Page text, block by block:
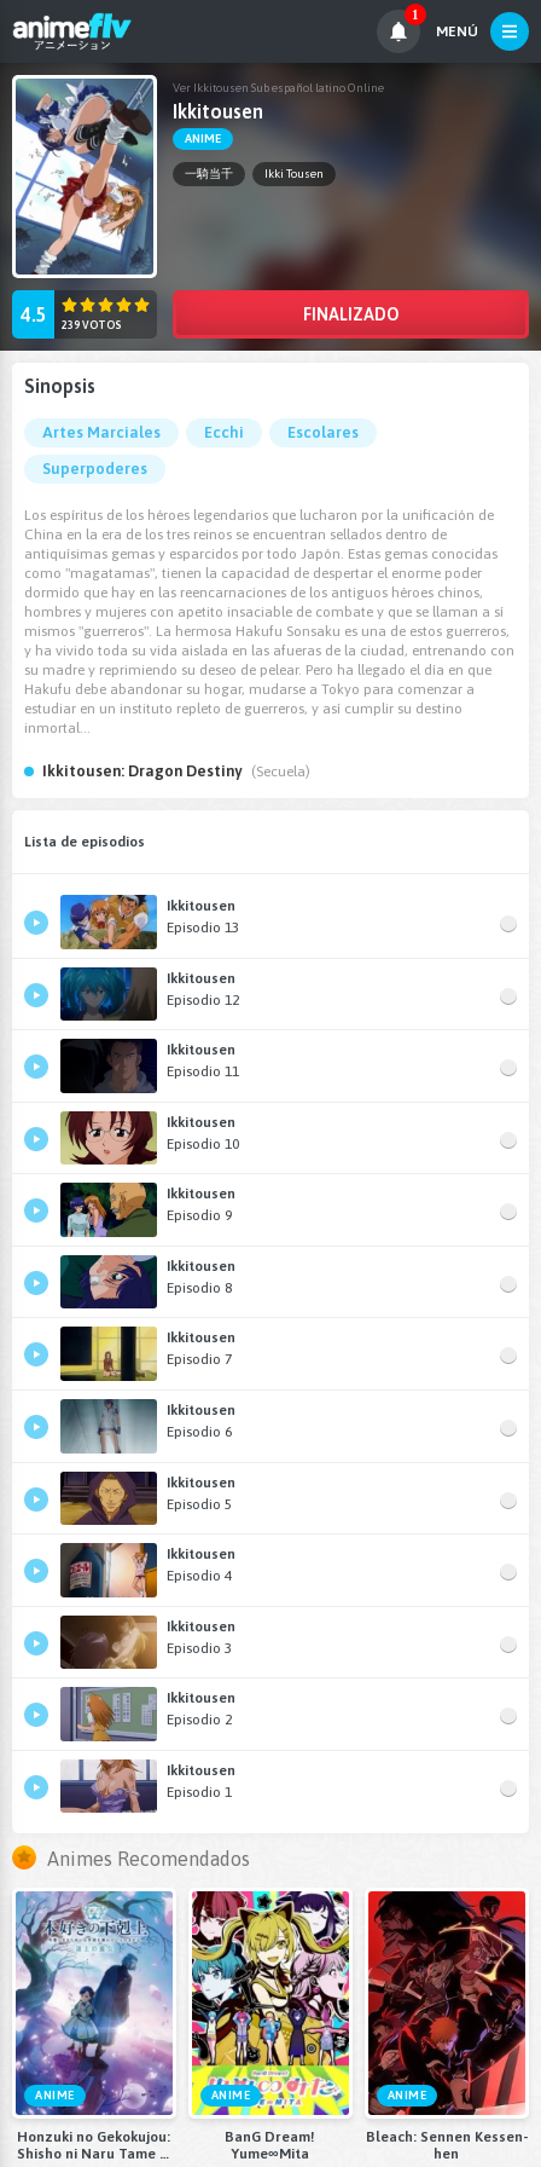
1
MENÚ
Ver Ikkitousen Sub español latino Online
Ikkitousen
ANIME
一騎当千 Ikki Tousen
4.5 239 VOTOS
FINALIZADO
Sinopsis
Artes Marciales Ecchi
Escolares
Superpoderes
Los espíritus de los héroes legendarios que lucharon por la unificación de
China en la era de los tres reinos se encuentran sellados dentro de
antiquísimas gemas y esparcidos por todo Japón. Estas gemas conocidas
como "magatamas", tienen la capacidad de despertar el enorme poder
dormido que hay en las reencarnaciones de los antiguos héroes chinos,
hombres y mujeres con apetito insaciable de combate y que se llaman a sí
mismos "guerreros". La hermosa Hakufu Sonsaku es una de estos guerreros,
y ha vivido toda su vida aislada en las afueras de la ciudad, entrenando con
su madre y reprimiendo su deseo de pelear. Pero ha llegado el día en que
Hakufu debe abandonar su hogar, mudarse a Tokyo para comenzar a
estudiar en un instituto repleto de guerreros, y así cumplir su destino
inmortal...
Ikkitousen: Dragon Destiny (Secuela)
Lista de episodios
Ikkitousen
Episodio 13
Ikkitousen
Episodio 12
Ikkitousen
Episodio 11
Ikkitousen
Episodio 10
Ikkitousen
Episodio 9
Ikkitousen
Episodio 8
Ikkitousen
Episodio 7
Ikkitousen
Episodio 6
Ikkitousen
Episodio 5
Ikkitousen
Episodio 4
Ikkitousen
Episodio 3
Ikkitousen
Episodio 2
Ikkitousen
Episodio 1
Animes Recomendados
ANIME
Honzuki no Gekokujou:
Shisho ni Naru Tame ni
ANIME
BanG Dream!
Yume∞Mita
ANIME
Bleach: Sennen Kessen-
hen